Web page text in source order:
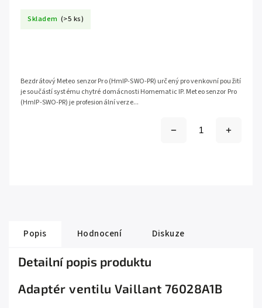
Skladem (>5 ks)
Bezdrátový Meteo senzor Pro (HmIP-SWO-PR) určený pro venkovní použití
je součástí systému chytré domácnosti Homematic IP. Meteo senzor Pro
(HmIP-SWO-PR) je profesionální verze...
Popis Hodnocení Diskuze
Detailní popis produktu
Adaptér ventilu Vaillant 76028A1B